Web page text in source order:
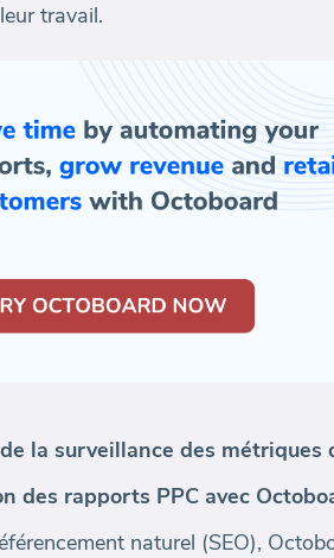
travail.
la surveillance des métriques
des rapports PPC avec
naturel (SEO),